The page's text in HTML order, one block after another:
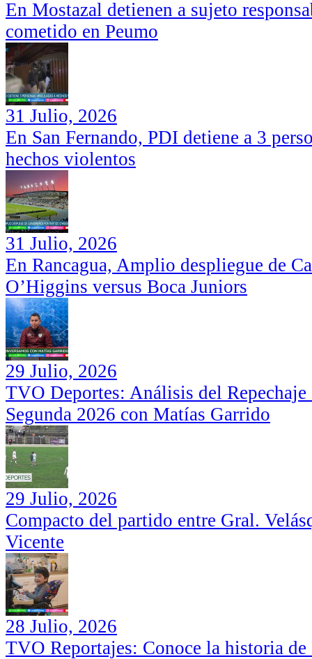
En Mostazal detienen a sujeto
cometido en Peumo
31 Julio, 2026
En San Fernando, PDI detiene a 3
hechos violentos
31 Julio, 2026
En Rancagua, Amplio despliegue de
O’Higgins versus Boca Juniors
29 Julio, 2026
TVO Deportes: Análisis del
Segunda 2026 con Matías Garrido
29 Julio, 2026
Compacto del partido entre Gral.
Vicente
28 Julio, 2026
TVO Reportajes: Conoce la historia